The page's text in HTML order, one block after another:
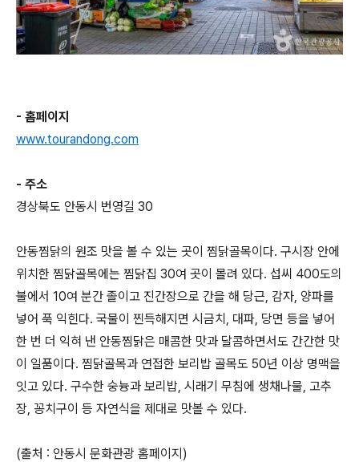
- 홈페이지
www.tourandong.com
- 주소
경상북도 안동시 번영길 30
안동찜닭의 원조 맛을 볼 수 있는 곳이 찜닭골목이다. 구시장 안에
위치한 찜닭골목에는 찜닭집 30여 곳이 몰려 있다. 섭씨 400도의
불에서 10여 분간 졸이고 진간장으로 간을 해 당근, 감자, 양파를
넣어 푹 익힌다. 국물이 찐득해지면 시금치, 대파, 당면 등을 넣어
한 번 더 익혀 낸 안동찜닭은 매콤한 맛과 달콤하면서도 간간한 맛
이 일품이다. 찜닭골목과 연접한 보리밥 골목도 50년 이상 명맥을
잇고 있다. 구수한 숭늉과 보리밥, 시래기 무침에 생채나물, 고추
장, 꽁치구이 등 자연식을 제대로 맛볼 수 있다.
(출처 : 안동시 문화관광 홈페이지)